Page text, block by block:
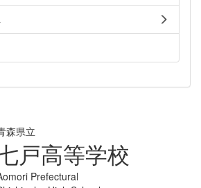
森県立
戸高等学校
Prefectural